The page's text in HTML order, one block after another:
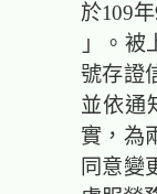
於109
」。被上訴
號存證
並依通
實，為
同意變